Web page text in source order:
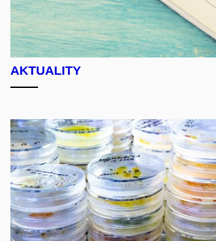
AKTUALITY